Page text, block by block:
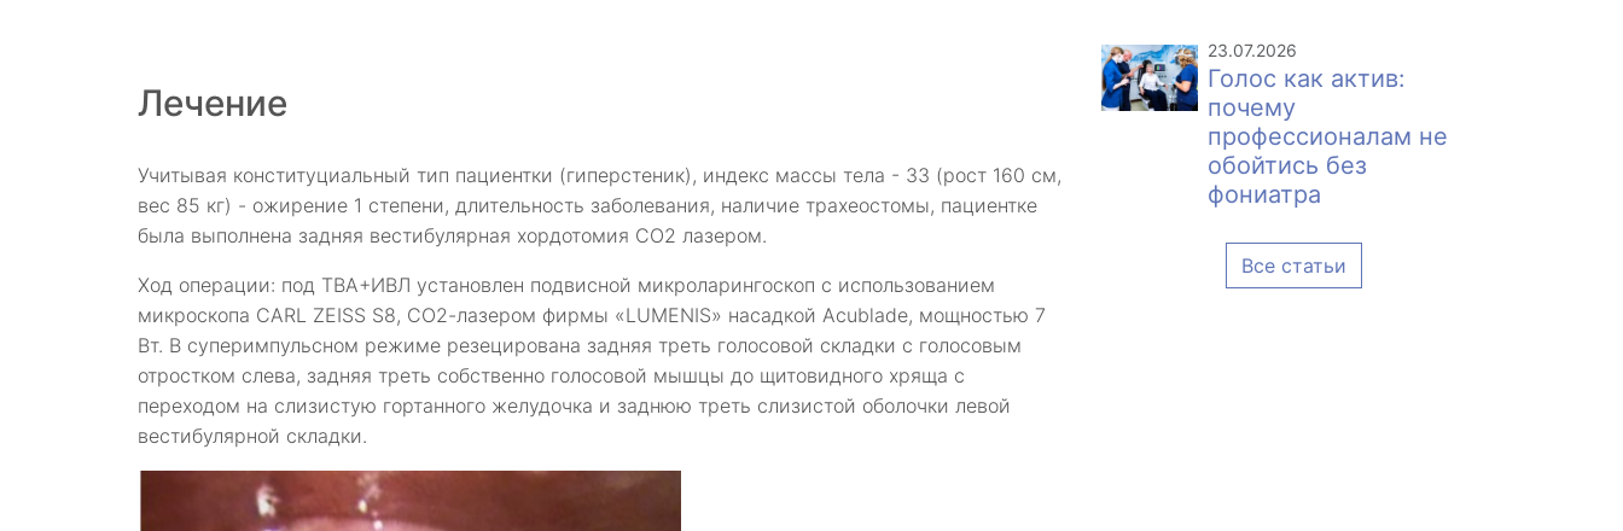
Лечение
Учитывая конституциальный тип пациентки (гиперстеник), индекс массы тела - 33 (рост 160 см,
вес 85 кг) - ожирение 1 степени, длительность заболевания, наличие трахеостомы, пациентке
была выполнена задняя вестибулярная хордотомия СО2 лазером.
Ход операции: под ТВА+ИВЛ установлен подвисной микроларингоскоп с использованием
микроскопа CARL ZEISS S8, СО2-лазером фирмы «LUMENIS» насадкой Acublade, мощностью 7
Вт. В суперимпульсном режиме резецирована задняя треть голосовой складки с голосовым
отростком слева, задняя треть собственно голосовой мышцы до щитовидного хряща с
переходом на слизистую гортанного желудочка и заднюю треть слизистой оболочки левой
вестибулярной складки.
23.07.2026
Голос как актив:
почему
профессионалам не
обойтись без
фониатра
Все статьи